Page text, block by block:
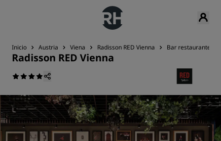
Inicio Austria Viena Radisson RED Vienna Bar restaurante
Radisson RED Vienna